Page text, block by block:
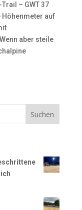
– GWT 37
Höhenmeter auf
aber steile